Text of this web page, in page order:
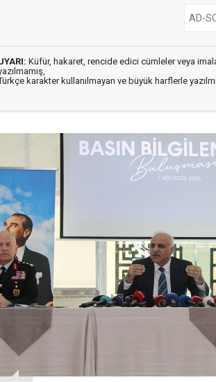
Küfür, hakaret, rencide edici cümleler veya
karakter kullanılmayan ve büyük harflerle